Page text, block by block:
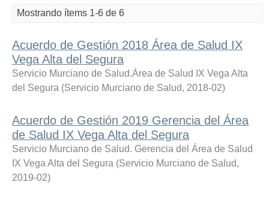
Mostrando ítems 1-6 de 6
Acuerdo de Gestión 2018 Área de Salud IX
Vega Alta del Segura
Servicio Murciano de Salud.Área de Salud IX Vega Alta
del Segura (Servicio Murciano de Salud, 2018-02)
Acuerdo de Gestión 2019 Gerencia del Área
de Salud IX Vega Alta del Segura
Servicio Murciano de Salud. Gerencia del Área de Salud
IX Vega Alta del Segura (Servicio Murciano de Salud,
2019-02)